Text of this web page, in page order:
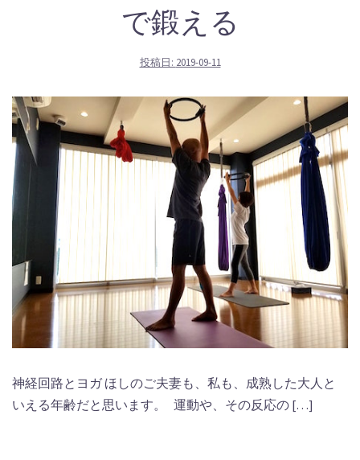
で鍛える
投稿日: 2019-09-11
神経回路とヨガ ほしのご夫妻も、私も、成熟した大人と
いえる年齢だと思います。 運動や、その反応の […]